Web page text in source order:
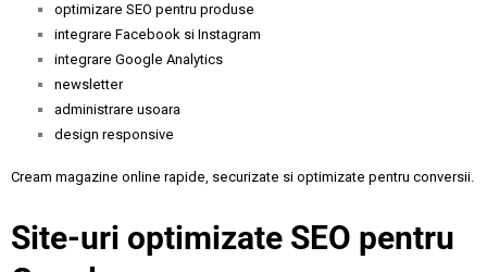
optimizare SEO pentru produse
integrare Facebook si Instagram
integrare Google Analytics
newsletter
administrare usoara
design responsive
Cream magazine online rapide, securizate si optimizate pentru conversii.
Site-uri optimizate SEO pentru